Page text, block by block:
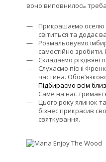
воно виповнилось
Прикрашаємо оселю
світиться та додає
Розмальовуємо
самостійно
Складаємо різдвяні
Слухаємо пісні
частина. Обов’язково
Підбираємо всім
Саме на нас
Цього року ялинок
бізнес прикрасив
святкування.